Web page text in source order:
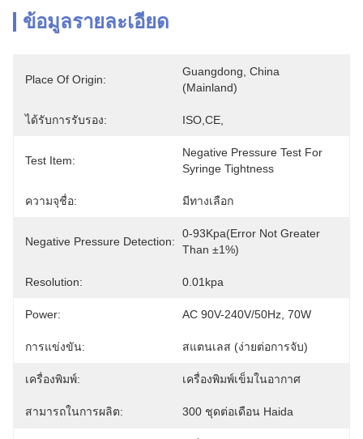
ข้อมูลรายละเอียด
Place Of Origin:
Guangdong, China
(Mainland)
ได้รับการรับรอง: ISO,CE,
Test Item:
Negative Pressure Test For
Syringe Tightness
ความจุชื่อ: มีทางเลือก
Negative Pressure Detection:
0-93Kpa(error Not Greater
Than ±1%)
Resolution: 0.01kpa
Power: AC 90V-240V/50Hz, 70W
การแข่งขัน: สแตนเลส (ง่ายต่อการจับ)
เครื่องพิมพ์: เครื่องพิมพ์เข็มในอากาศ
สามารถในการผลิต: 300 ชุดต่อเดือน Haida